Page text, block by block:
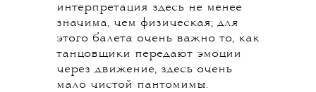
интерпретация здесь не менее
значима, чем физическая; для
этого балета очень важно то, как
танцовщики передают эмоции
через движение, здесь очень
мало чистой пантомимы.